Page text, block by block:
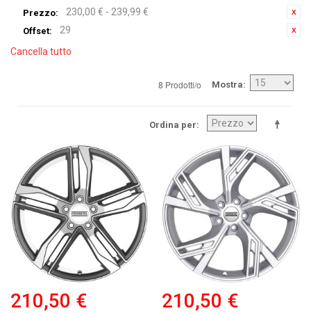
Prezzo: 230,00 € - 239,99 €
Offset:
29
Cancella tutto
8 Prodotti/o Mostra
Ordina per
210,50 € 210,50 €